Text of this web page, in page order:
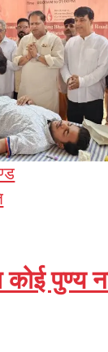
पुण्य